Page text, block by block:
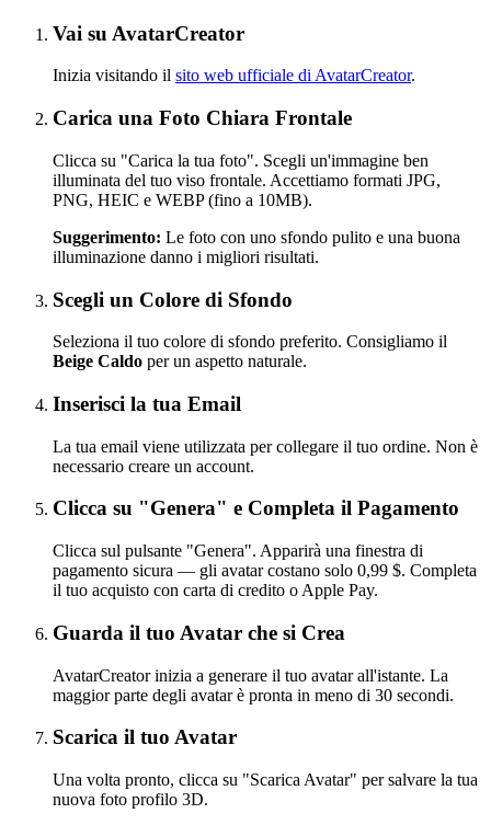
Vai su AvatarCreator
Inizia visitando il sito web ufficiale di AvatarCreator.
Carica una Foto Chiara Frontale
Clicca su "Carica la tua foto". Scegli un'immagine ben
illuminata del tuo viso frontale. Accettiamo formati JPG,
PNG, HEIC e WEBP (fino a 10MB).
Suggerimento: Le foto con uno sfondo pulito e una buona
illuminazione danno i migliori risultati.
Scegli un Colore di Sfondo
Seleziona il tuo colore di sfondo preferito. Consigliamo il
Beige Caldo per un aspetto naturale.
Inserisci la tua Email
La tua email viene utilizzata per collegare il tuo ordine. Non è
necessario creare un account.
Clicca su "Genera" e Completa il Pagamento
Clicca sul pulsante "Genera". Apparirà una finestra di
pagamento sicura — gli avatar costano solo 0,99 $. Completa
il tuo acquisto con carta di credito o Apple Pay.
Guarda il tuo Avatar che si Crea
AvatarCreator inizia a generare il tuo avatar all'istante. La
maggior parte degli avatar è pronta in meno di 30 secondi.
Scarica il tuo Avatar
Una volta pronto, clicca su "Scarica Avatar" per salvare la tua
nuova foto profilo 3D.